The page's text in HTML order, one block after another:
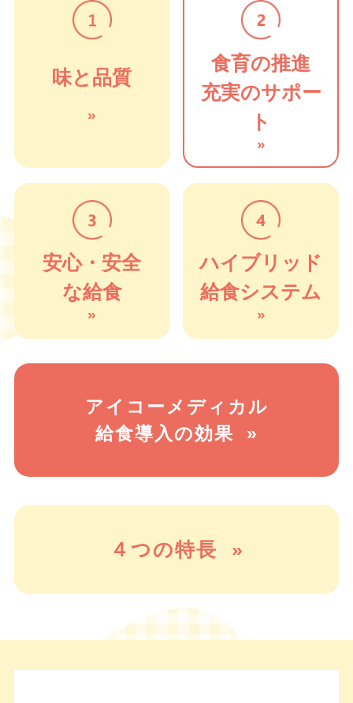
味と品質
»
食育の推進
充実のサポー
ト
»
安心・安全
な給食
»
ハイブリッド
給食システム
»
アイコーメディカル
給食導入の効果 »
４つの特長 »